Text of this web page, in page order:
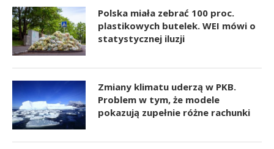
Polska miała zebrać 100 proc.
plastikowych butelek. WEI mówi o
statystycznej iluzji
Zmiany klimatu uderzą w PKB.
Problem w tym, że modele
pokazują zupełnie różne rachunki